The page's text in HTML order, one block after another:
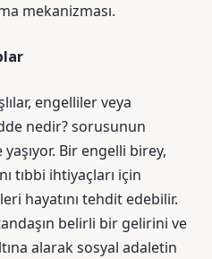
mekanizması.
engelliler veya
nedir? sorusunun
Bir engelli birey,
tıbbi ihtiyaçları için
hayatını tehdit edebilir.
belirli bir gelirini ve
alarak sosyal adaletin